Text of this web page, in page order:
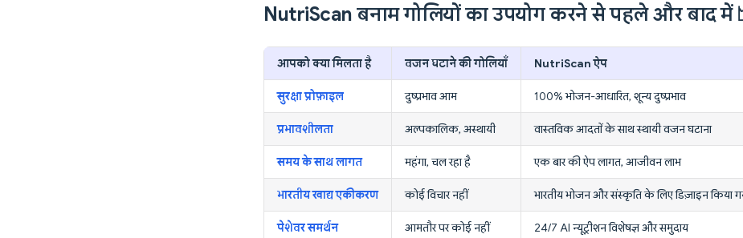
NutriScan बनाम गोलियों का उपयोग करने से पहले और बाद में
आपको क्या मिलता है वजन घटाने की गोलियाँ NutriScan ऐप
सुरक्षा प्रोफ़ाइल दुष्प्रभाव आम 100% भोजन-आधारित, शून्य दुष्प्रभाव
प्रभावशीलता अल्पकालिक, अस्थायी वास्तविक आदतों के साथ स्थायी वजन घटाना
समय के साथ लागत महंगा, चल रहा है एक बार की ऐप लागत, आजीवन लाभ
भारतीय खाद्य एकीकरण कोई विचार नहीं भारतीय भोजन और संस्कृति के लिए डिज़ाइन किया
पेशेवर समर्थन आमतौर पर कोई नहीं 24/7 AI न्यूट्रीशन विशेषज्ञ और समुदाय